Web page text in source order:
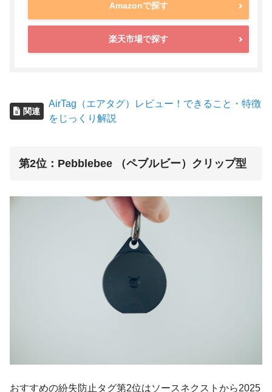
Amazonで探す
楽天市場で探す
関連
AirTag（エアタグ）レビュー！できること・特徴
をじっくり解説
第2位：Pebblebee （ペブルビー）クリップ型
おすすめの紛失防止タグ第2位はソースネクストから2025